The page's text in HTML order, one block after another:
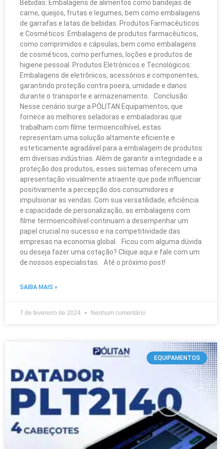
Bebidas: Embalagens de alimentos como bandejas de
carne, queijos, frutas e legumes, bem como embalagens
de garrafas e latas de bebidas. Produtos Farmacêuticos
e Cosméticos: Embalagens de produtos farmacêuticos,
como comprimidos e cápsulas, bem como embalagens
de cosméticos, como perfumes, loções e produtos de
higiene pessoal. Produtos Eletrônicos e Tecnológicos:
Embalagens de eletrônicos, acessórios e componentes,
garantindo proteção contra poeira, umidade e danos
durante o transporte e armazenamento. Conclusão:
Nesse cenário surge a PÓLITAN Equipamentos, que
fornece as melhores seladoras e embaladoras que
trabalham com filme termoencolhível, estas
representam uma solução altamente eficiente e
esteticamente agradável para a embalagem de produtos
em diversas indústrias. Além de garantir a integridade e a
proteção dos produtos, esses sistemas oferecem uma
apresentação visualmente atraente que pode influenciar
positivamente a percepção dos consumidores e
impulsionar as vendas. Com sua versatilidade, eficiência
e capacidade de personalização, as embalagens com
filme termoencolhível continuam a desempenhar um
papel crucial no sucesso e na competitividade das
empresas na economia global. Ficou com alguma dúvida
ou deseja fazer uma cotação? Clique aqui e fale com um
de nossos especialistas. Até o próximo post!
SAIBA MAIS »
7 de fevereiro de 2024 Nenhum comentário
EQUIPAMENTOS